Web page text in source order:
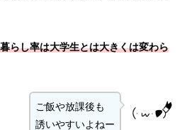
らし率は大学生とは大きくは変わら
ご飯や放課後も
誘いやすいよねー